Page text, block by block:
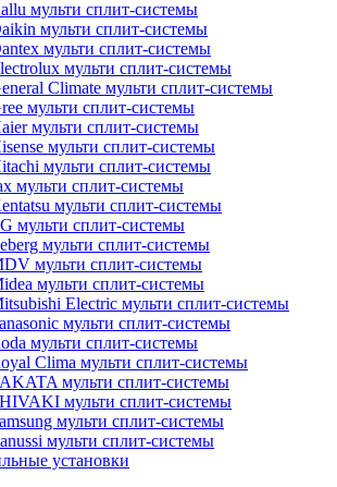
мульти сплит-системы
мульти сплит-системы
мульти сплит-системы
мульти сплит-системы
Climate мульти сплит-системы
мульти сплит-системы
мульти сплит-системы
мульти сплит-системы
мульти сплит-системы
мульти сплит-системы
мульти сплит-системы
мульти сплит-системы
мульти сплит-системы
мульти сплит-системы
мульти сплит-системы
Electric мульти сплит-системы
мульти сплит-системы
мульти сплит-системы
Clima мульти сплит-системы
мульти сплит-системы
мульти сплит-системы
мульти сплит-системы
мульти сплит-системы
установки